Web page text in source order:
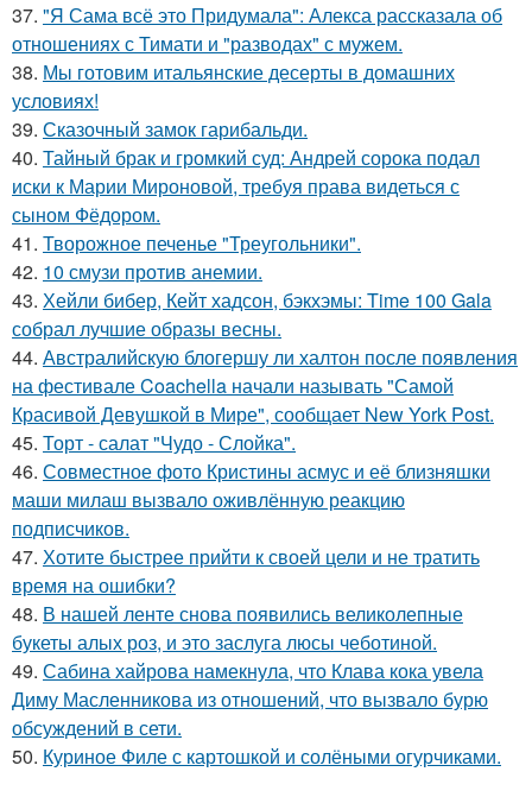
37. "Я Сама всё это Придумала": Алекса рассказала об
отношениях с Тимати и "разводах" с мужем.
38. Мы готовим итальянские десерты в домашних
условиях!
39. Сказочный замок гарибальди.
40. Тайный брак и громкий суд: Андрей сорока подал
иски к Марии Мироновой, требуя права видеться с
сыном Фёдором.
41. Творожное печенье "Треугольники".
42. 10 смузи против анемии.
43. Хейли бибер, Кейт хадсон, бэкхэмы: Time 100 Gala
собрал лучшие образы весны.
44. Австралийскую блогершу ли халтон после появления
на фестивале Coachella начали называть "Самой
Красивой Девушкой в Мире", сообщает New York Post.
45. Торт - салат "Чудо - Слойка".
46. Совместное фото Кристины асмус и её близняшки
маши милаш вызвало оживлённую реакцию
подписчиков.
47. Хотите быстрее прийти к своей цели и не тратить
время на ошибки?
48. В нашей ленте снова появились великолепные
букеты алых роз, и это заслуга люсы чеботиной.
49. Сабина хайрова намекнула, что Клава кока увела
Диму Масленникова из отношений, что вызвало бурю
обсуждений в сети.
50. Куриное Филе с картошкой и солёными огурчиками.